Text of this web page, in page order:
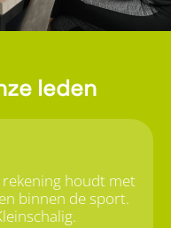
leden
rekening houdt met
binnen de sport.